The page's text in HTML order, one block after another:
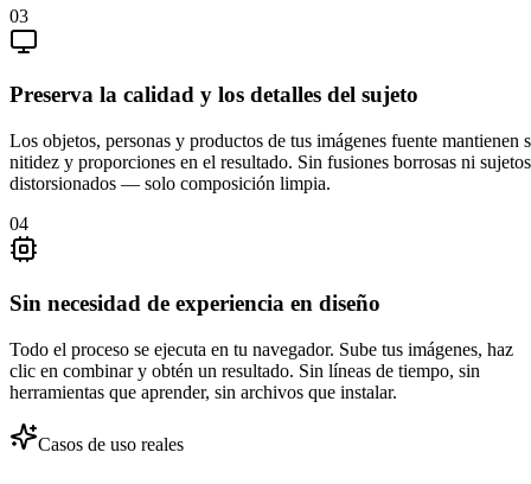
03
Preserva la calidad y los detalles del sujeto
Los objetos, personas y productos de tus imágenes fuente mantienen
nitidez y proporciones en el resultado. Sin fusiones borrosas ni sujetos
distorsionados — solo composición limpia.
04
Sin necesidad de experiencia en diseño
Todo el proceso se ejecuta en tu navegador. Sube tus imágenes, haz
clic en combinar y obtén un resultado. Sin líneas de tiempo, sin
herramientas que aprender, sin archivos que instalar.
Casos de uso reales